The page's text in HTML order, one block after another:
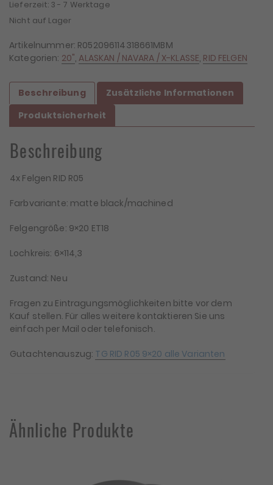
Lieferzeit: 3 - 7 Werktage
Nicht auf Lager
Artikelnummer: R052096114318661MBM
Kategorien: 20",ALASKAN / NAVARA / X-KLASSE, RID FELGEN
Beschreibung
Zusätzliche Informationen
Produktsicherheit
Beschreibung
4x Felgen RID R05
Farbvariante: matte black/machined
Felgengröße: 9×20 ET18
Lochkreis: 6×114,3
Zustand: Neu
Fragen zu Eintragungsmöglichkeiten bitte vor dem
Kauf stellen. Für alles weitere kontaktieren Sie uns
einfach per Mail oder telefonisch.
Gutachtenauszug: TG RID R05 9×20 alle Varianten
Ähnliche Produkte